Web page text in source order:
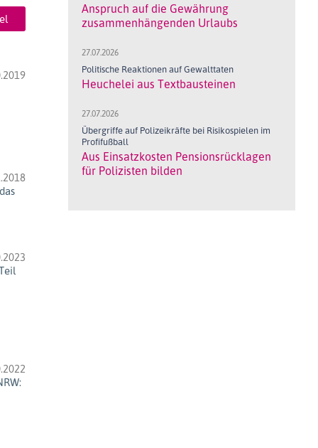
Anspruch auf die Gewährung
zusammenhängenden Urlaubs
27.07.2026
Politische Reaktionen auf Gewalttaten
Heuchelei aus Textbausteinen
27.07.2026
Übergriffe auf Polizeikräfte bei Risikospielen im
Profifußball
Aus Einsatzkosten Pensionsrücklagen
für Polizisten bilden